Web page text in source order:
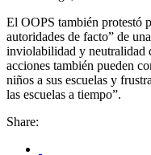
El OOPS también protestó
autoridades de facto” de
inviolabilidad y neutralidad
acciones también pueden
niños a sus escuelas y
las escuelas a tiempo”.
Share: